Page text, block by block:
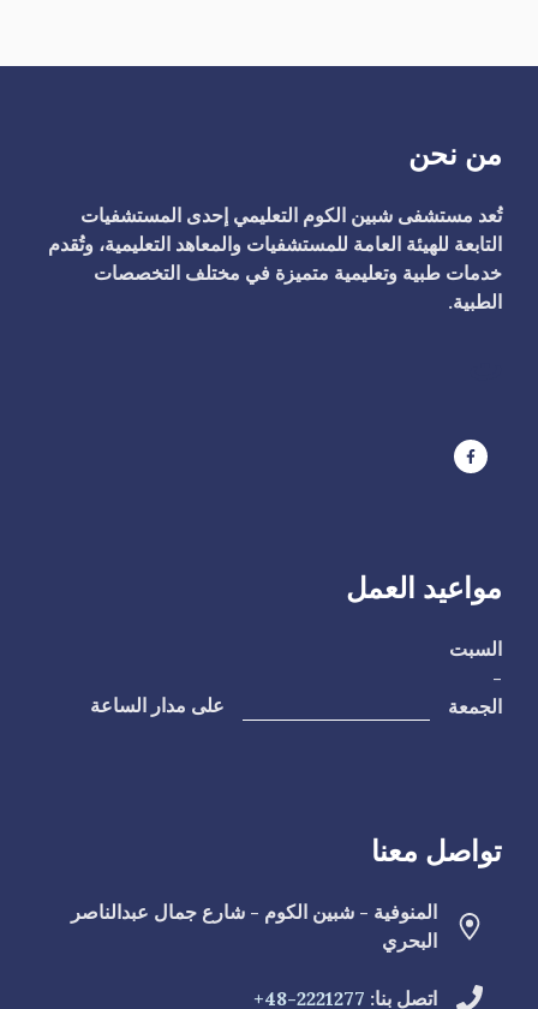
من نحن
تُعد مستشفى شبين الكوم التعليمي إحدى المستشفيات
التابعة للهيئة العامة للمستشفيات والمعاهد التعليمية، وتُقدم
خدمات طبية وتعليمية متميزة في مختلف التخصصات
الطبية.
مواعيد العمل
السبت
-
الجمعة
على مدار الساعة
تواصل معنا
المنوفية - شبين الكوم - شارع جمال عبدالناصر
البحري
اتصل بنا: 2221277-48+